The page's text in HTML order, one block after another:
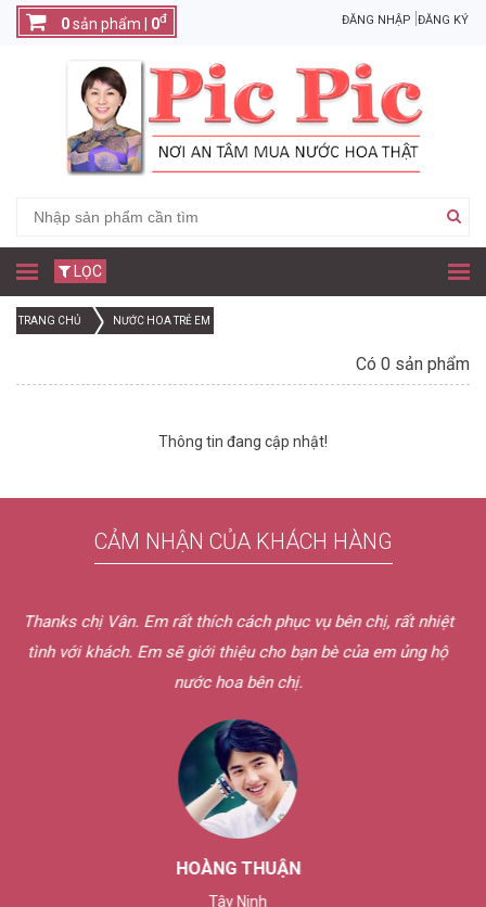
ĐĂNG NHẬP ĐĂNG KÝ
0sản phẩm | 0đ
LỌC
TRANG CHỦ NƯỚC HOA TRẺ EM
Có 0 sản phẩm
Thông tin đang cập nhật!
CẢM NHẬN CỦA KHÁCH HÀNG
rất thích cách phục vụ bên chị, rất nhiệt
sẽ giới thiệu cho bạn bè của em ủng hộ
Hôm qua em
sự và dễ thương